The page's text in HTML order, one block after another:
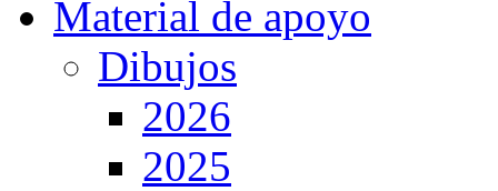
Material de apoyo
Dibujos
2026
2025